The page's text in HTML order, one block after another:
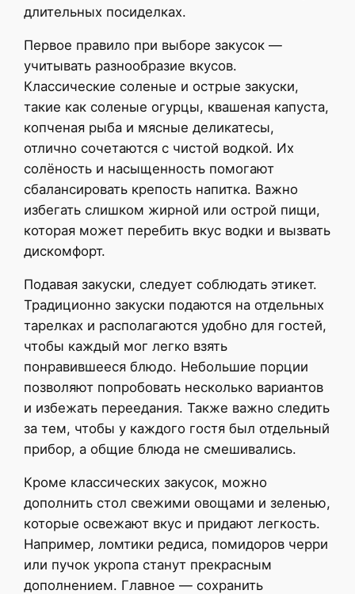
длительных посиделках.
Первое правило при выборе закусок —
учитывать разнообразие вкусов.
Классические соленые и острые закуски,
такие как соленые огурцы, квашеная капуста,
копченая рыба и мясные деликатесы,
отлично сочетаются с чистой водкой. Их
солёность и насыщенность помогают
сбалансировать крепость напитка. Важно
избегать слишком жирной или острой пищи,
которая может перебить вкус водки и вызвать
дискомфорт.
Подавая закуски, следует соблюдать этикет.
Традиционно закуски подаются на отдельных
тарелках и располагаются удобно для гостей,
чтобы каждый мог легко взять
понравившееся блюдо. Небольшие порции
позволяют попробовать несколько вариантов
и избежать переедания. Также важно следить
за тем, чтобы у каждого гостя был отдельный
прибор, а общие блюда не смешивались.
Кроме классических закусок, можно
дополнить стол свежими овощами и зеленью,
которые освежают вкус и придают легкость.
Например, ломтики редиса, помидоров черри
или пучок укропа станут прекрасным
дополнением. Главное — сохранить